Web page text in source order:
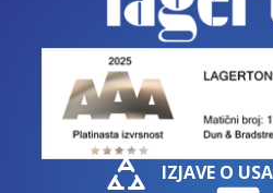
IZJAVE O